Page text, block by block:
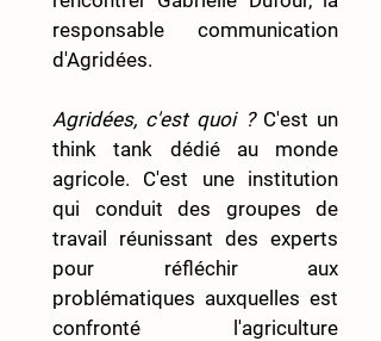
responsable communication
d'Agridées.
Agridées, c'est quoi ? C'est un
think tank dédié au monde
agricole. C'est une institution
qui conduit des groupes de
travail réunissant des experts
pour réfléchir aux
problématiques auxquelles est
confronté l'agriculture